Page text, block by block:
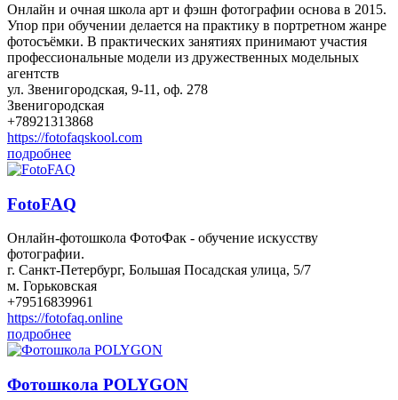
Онлайн и очная школа арт и фэшн фотографии основа в 2015.
Упор при обучении делается на практику в портретном жанре
фотосъёмки. В практических занятиях принимают участия
профессиональные модели из дружественных модельных
агентств
ул. Звенигородская, 9-11, оф. 278
Звенигородская
+78921313868
https://fotofaqskool.com
подробнее
FotoFAQ
Онлайн-фотошкола ФотоФак - обучение искусству
фотографии.
г. Санкт-Петербург, Большая Посадская улица, 5/7
м. Горьковская
+79516839961
https://fotofaq.online
подробнее
Фотошкола POLYGON